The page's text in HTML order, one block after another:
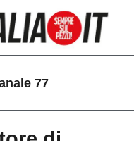
77